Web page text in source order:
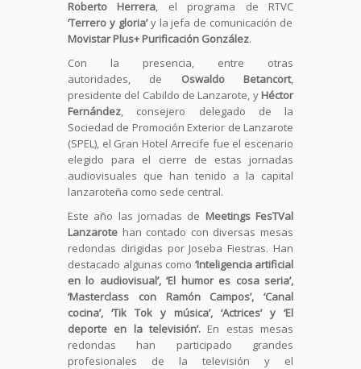
Roberto Herrera, el programa de RTVC
‘Terrero y gloria’y la jefa de comunicación de
Movistar Plus+ Purificación González.
Con la presencia, entre otras
autoridades, de Oswaldo Betancort,
presidente del Cabildo de Lanzarote, y Héctor
Fernández, consejero delegado de la
Sociedad de Promoción Exterior de Lanzarote
(SPEL), el Gran Hotel Arrecife fue el escenario
elegido para el cierre de estas jornadas
audiovisuales que han tenido a la capital
lanzaroteña como sede central.
Este año las jornadas de Meetings FesTVal
Lanzarote han contado con diversas mesas
redondas dirigidas por Joseba Fiestras. Han
destacado algunas como ‘Inteligencia artificial
en lo audiovisual’, ‘El humor es cosa seria’,
‘Masterclass con Ramón Campos’, ‘Canal
cocina’, ‘Tik Tok y música’, ‘Actrices’ y ‘El
deporte en la televisión’. En estas mesas
redondas han participado grandes
profesionales de la televisión y el